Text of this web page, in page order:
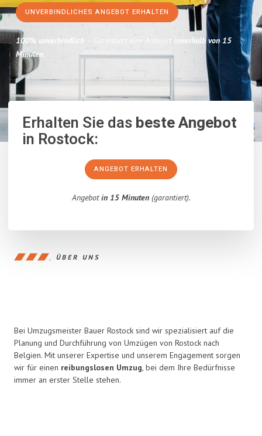
UNVERBINDLICHES ANGEBOT ERHALTEN
100% unverbindlich – Garantiert eine Antwort innerhalb von 15
Minuten.
Erhalten Sie dasbeste Angebot
in Rostock:
ANGEBOT ERHALTEN
Angebotin 15 Minuten(garantiert).
ÜBER UNS
Bei Umzugsmeister Bauer Rostock sind wir spezialisiert auf die
Planung und Durchführung von Umzügen von Rostock nach
Belgien. Mit unserer Expertise und unserem Engagement sorgen
wir für einen reibungslosen Umzug, bei dem Ihre Bedürfnisse
immer an erster Stelle stehen.